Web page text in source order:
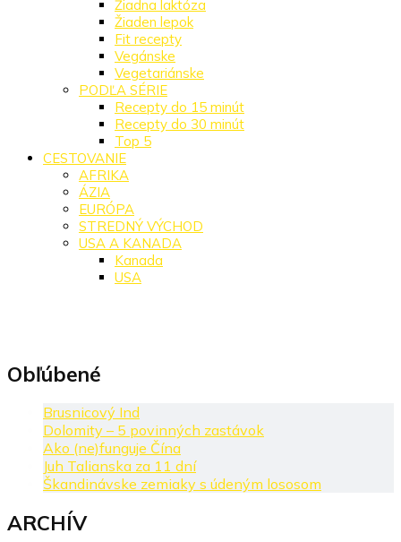
Žiadna laktóza
Žiaden lepok
Fit recepty
Vegánske
Vegetariánske
PODĽA SÉRIE
Recepty do 15 minút
Recepty do 30 minút
Top 5
CESTOVANIE
AFRIKA
ÁZIA
EURÓPA
STREDNÝ VÝCHOD
USA A KANADA
Kanada
USA
Obľúbené
Brusnicový Ind
Dolomity – 5 povinných zastávok
Ako (ne)funguje Čína
Juh Talianska za 11 dní
Škandinávske zemiaky s údeným lososom
ARCHÍV